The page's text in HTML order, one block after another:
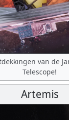
van de
Telescope!
Artemis